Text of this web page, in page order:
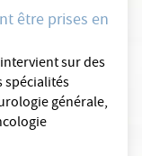
être prises en
sur des
spécialités
générale,